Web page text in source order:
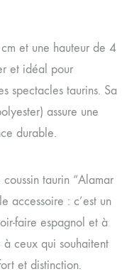
et une hauteur de 4
et idéal pour
spectacles taurins. Sa
assure une
durable.
taurin “Alamar
accessoire : c’est un
faire espagnol et à
à ceux qui souhaitent
et distinction.